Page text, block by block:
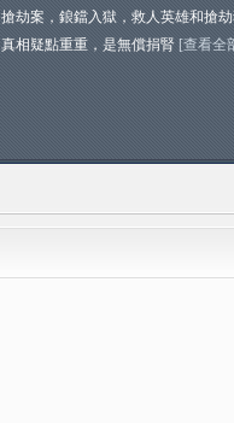
搶劫案，鋃鐺入獄，救人英雄和搶
真相疑點重重，是無償捐腎 [查看全